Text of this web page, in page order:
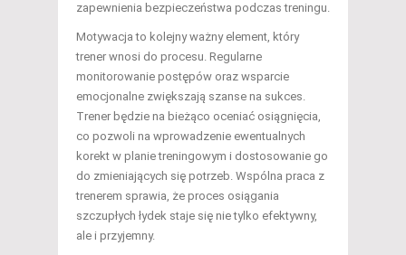
zapewnienia bezpieczeństwa podczas treningu.
Motywacja to kolejny ważny element, który
trener wnosi do procesu. Regularne
monitorowanie postępów oraz wsparcie
emocjonalne zwiększają szanse na sukces.
Trener będzie na bieżąco oceniać osiągnięcia,
co pozwoli na wprowadzenie ewentualnych
korekt w planie treningowym i dostosowanie go
do zmieniających się potrzeb. Wspólna praca z
trenerem sprawia, że proces osiągania
szczupłych łydek staje się nie tylko efektywny,
ale i przyjemny.